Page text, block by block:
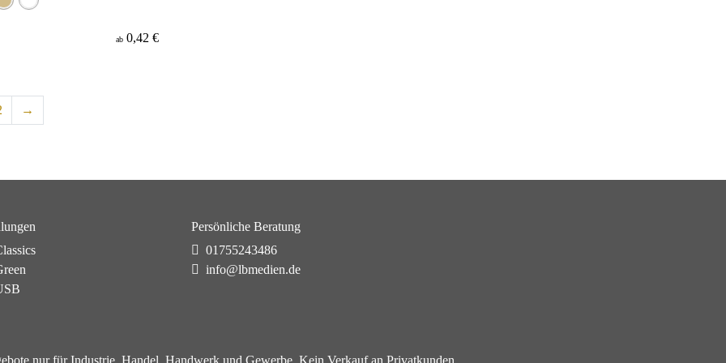
ab 0,42 €
→
Persönliche Beratung
01755243486
info@lbmedien.de
nur für Industrie, Handel, Handwerk und Gewerbe. Kein Verkauf an Privatkunden.